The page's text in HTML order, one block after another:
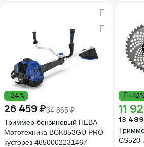
-24%
26 459 ₽34 865 ₽
Триммер бензиновый НЕВА
Мототехника BCK853GU PRO
кусторез 4650002231467
-
11
13
CS520